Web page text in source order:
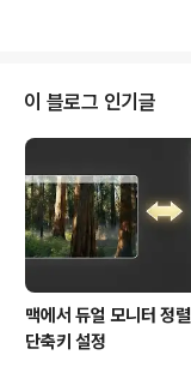
고 생각한다. 이렇게 많은
물리는 종속성을 가지고 각
받고, 가변 Context의 레퍼
져 전역 변수처럼 여기저기
set을 하고 다른 곳에서는 B
매우 읽..
이 블로그 인기글
맥에서 듀얼 모니터 정
단축키 설정